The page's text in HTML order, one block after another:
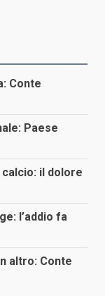
Conte
Paese
il dolore
l’addio fa
altro: Conte